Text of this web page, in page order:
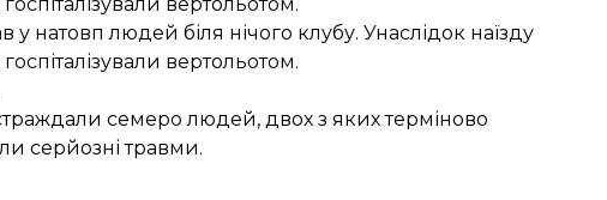
у натовп людей біля нічого клубу. Унаслідок наїзду
вертольотом.
семеро людей, двох з яких терміново
серйозні травми.